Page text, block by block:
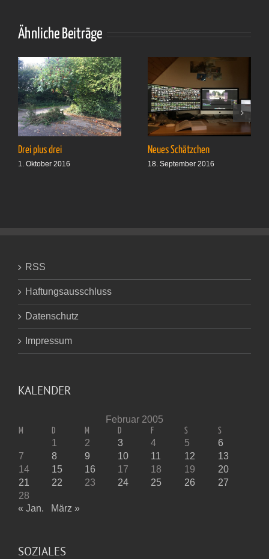
Ähnliche Beiträge
Drei plus drei
1. Oktober 2016
Neues Schätzchen
18. September 2016
RSS
Haftungsausschluss
Datenschutz
Impressum
KALENDER
Februar 2005
M D M D F S S
1 2 3 4 5
6
7
8 9 10 11 12
13
14
15 16 17 18 19
20
21
22 23 24 25 26
27
28
« Jan.
März »
SOZIALES